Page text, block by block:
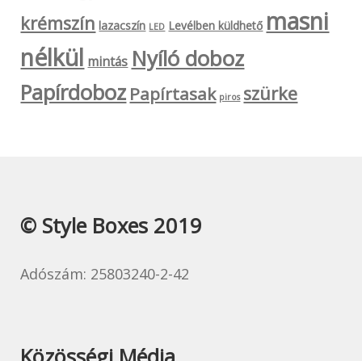
krémszín lazacszín LED Levélben küldhető masni
nélkül mintás Nyíló doboz
Papírdoboz Papírtasak piros szürke
© Style Boxes 2019
Adószám: 25803240-2-42